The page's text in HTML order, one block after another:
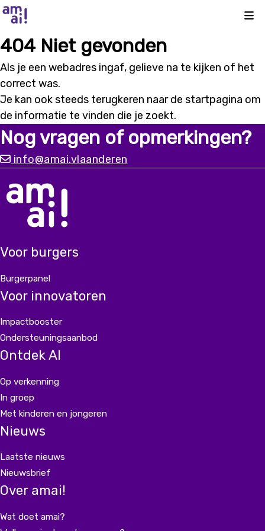
404 Niet gevonden
Als je een webadres ingaf, gelieve na te kijken of het
correct was.
Je kan ook steeds terugkeren naar de startpagina om
de informatie te vinden die je zoekt.
Nog vragen of opmerkingen?
info@amai.vlaanderen
Voor burgers
Burgerpanel
Voor innovatoren
Impactbooster
Ondersteuningsaanbod
Ontdek AI
Op verkenning
In groep
Met kinderen en jongeren
Nieuws
Laatste nieuws
Nieuwsbrief
Over amai!
Wat doet amai?